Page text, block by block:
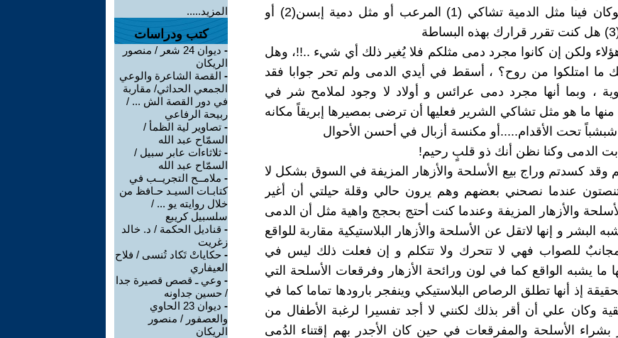
- بالله عليك لوكان فينا مثل الدمية تشاكي (1) المرعب أو مثل دمية إبسن(2) أو
ولكن إن كانوا مجرد دمى مثلكم فلا يُغير ذلك أي شيء ..!!، وهل
ما امتلكوا من روح؟ ، أسقط في أيدي الدمى ولم تحر جوابا فقد
، وبما أنها مجرد دمى عرائس و أولاد لا وجود لملامح شر في
ما هو مثل تشاكي الشرير فعليها أن ترضى بمصيرها إبريقاً مكانه
شبشباً تحت الأقدام.....أو مكنسة أزبال في أحسن الأحوال
الدمى وكنا نظن أنك ذو قلبٍ رحيم!
كسدتم وراج بيع الأسلحة والأزهار المزيفة في السوق بشكل لا
عندما نصحني بعضهم وهم يرون حالي وقلة حيلتي أن أغير
والأزهار المزيفة وعندما كنت أحتج بحجج واهية مثل أن الدمى
البشر و إنها لاتقل عن الأسلحة والأزهار البلاستيكية مقاربة للواقع
للصواب فهي لا تتحرك ولا تتكلم و إن فعلت ذلك ليس في
ما يشبه الواقع كما في لون ورائحة الأزهار وفرقعات الأسلحة التي
إذ أنها تطلق الرصاص البلاستيكي وينفجر بارودها تماما كما في
وكان علي أن أقر بذلك لكنني لا أجد تفسيرا لرغبة الأطفال من
بشراء الأسلحة والمفرقعات في حين كان الأجدر بهم إقتناء الدُمى
المزيد.....
كتب ودراسات
-
ديوان 24 شعر / منصور
الريكان
- القصة الشاعرة والوعي
الجمعي الحداثي/ مقاربة
في دور القصة الش ... /
ربيحة الرفاعي
- تصاوير لية الظمأ /
السمّاح عبد الله
- ثلاثاءات عابر سبيل /
السمّاح عبد الله
- ملامــح التجريــب في
كتابـات السيـد حـافظ من
خلال روايته يو ... /
سلسبيل كريبع
- قناديل الحكمة / د. خالد
زغريت
- حكاياتْ تَكاد تُنسى / فلاح
العيفاري
- وعي ـ قصص قصيرة جدا
/ حسين جداونه
-
ديوان 23 الحاوي
والعصفور / منصور
الريكان